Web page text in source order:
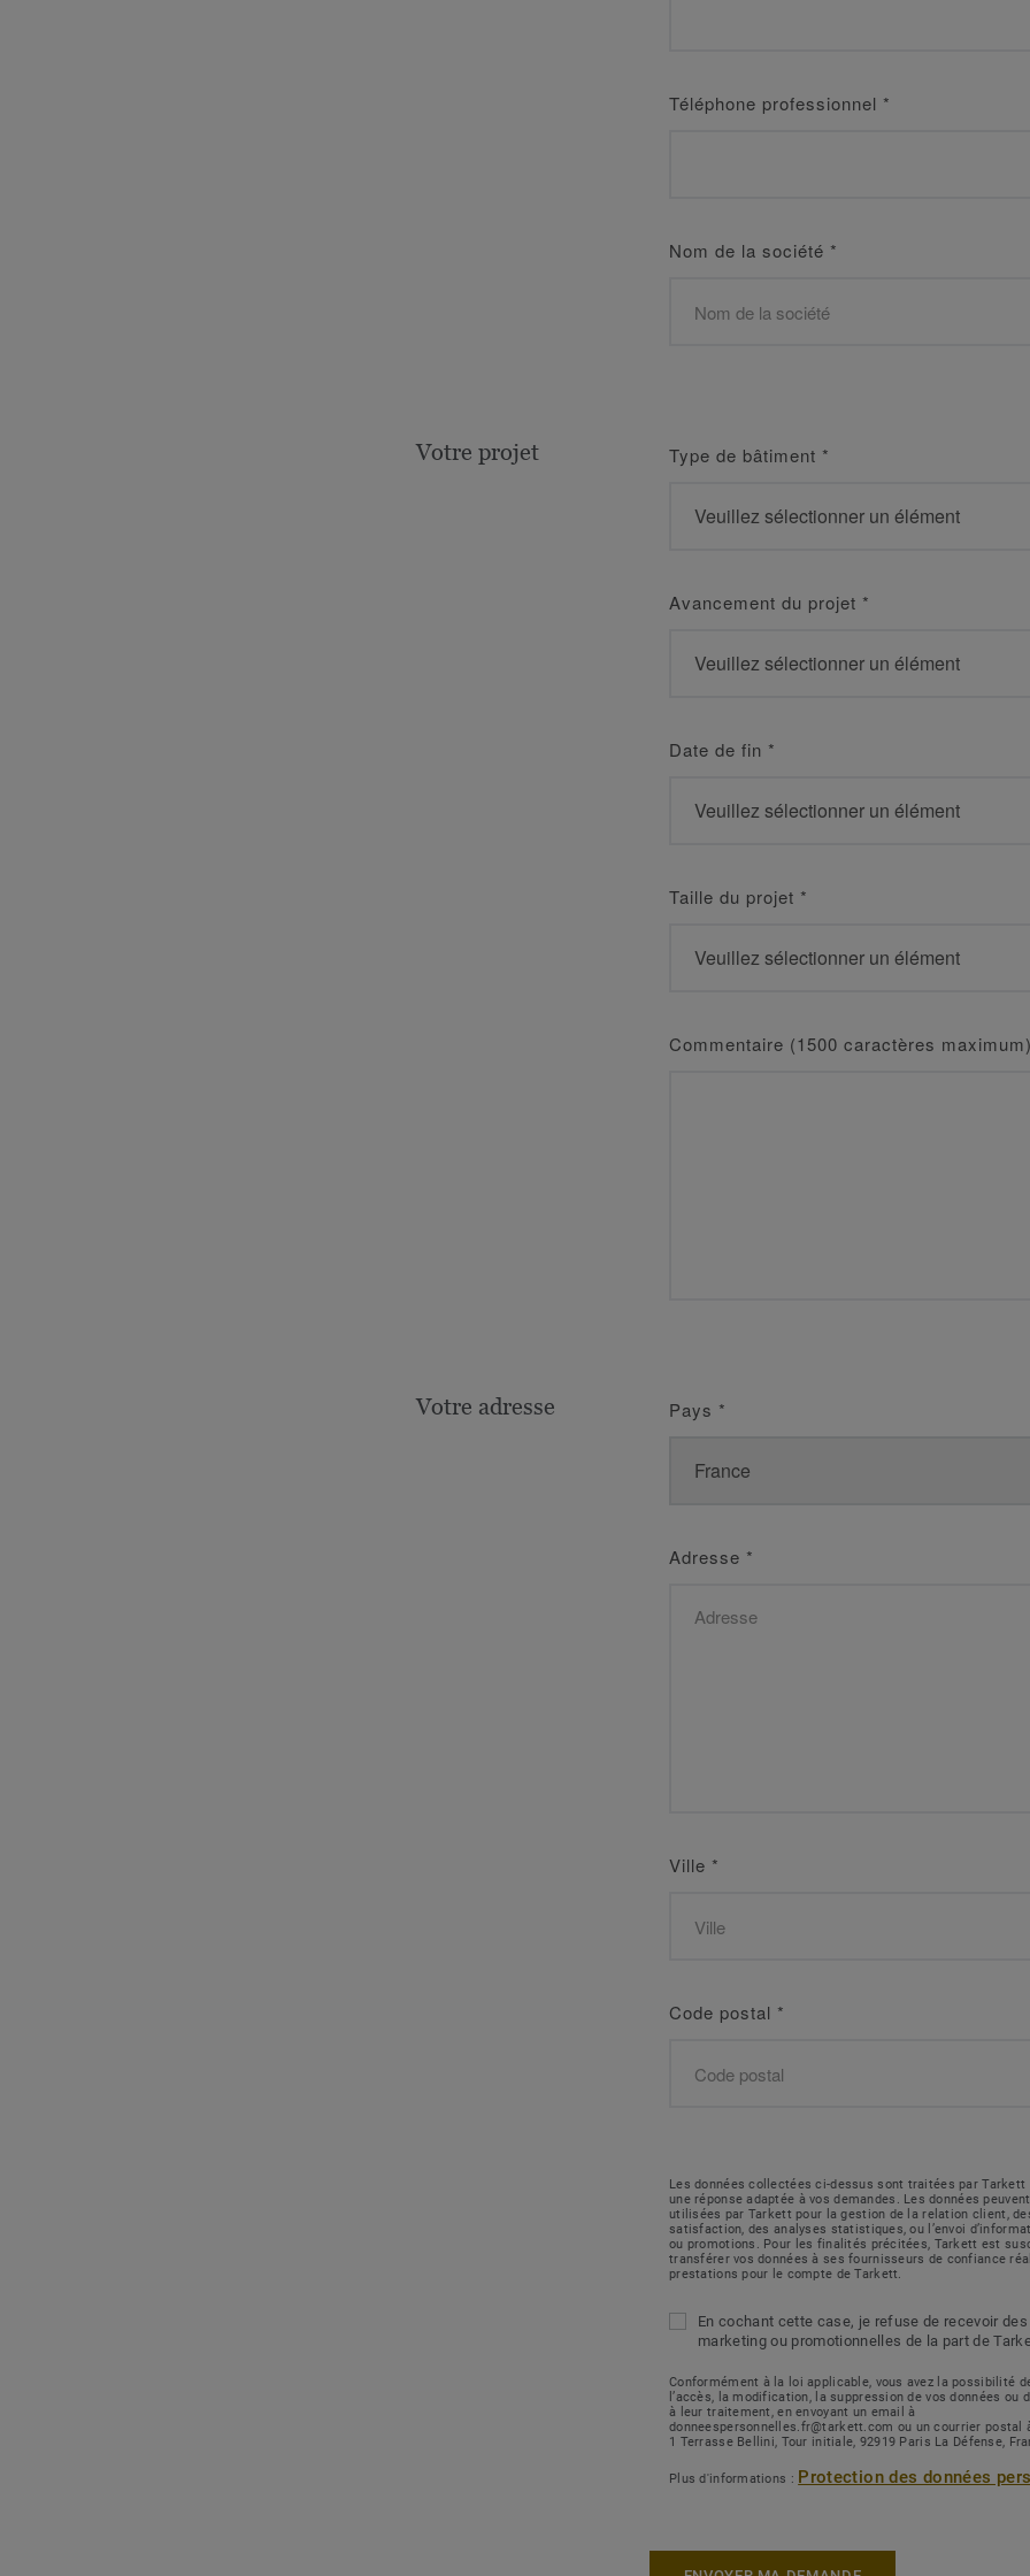
Téléphone professionnel *
Nom de la société *
Votre projet Type de bâtiment *
Avancement du projet *
Date de fin *
Taille du projet *
Commentaire (1500 caractères
Votre adresse Pays *
Adresse *
Ville *
Code postal *
Les données collectées ci-dessus sont traitées par
une réponse adaptée à vos demandes. Les données
utilisées par Tarkett pour la gestion de la relation client,
satisfaction, des analyses statistiques, ou l’envoi
ou promotions. Pour les finalités précitées, Tarkett est
transférer vos données à ses fournisseurs de confiance
prestations pour le compte de Tarkett.
En cochant cette case, je refuse de recevoir
marketing ou promotionnelles de la part de
Conformément à la loi applicable, vous avez la possibilité
l’accès, la modification, la suppression de vos données ou
à leur traitement, en envoyant un email à
donneespersonnelles.fr@tarkett.com ou un courrier postal
1 Terrasse Bellini, Tour initiale, 92919 Paris La Défense,
Plus d'informations : Protection des données